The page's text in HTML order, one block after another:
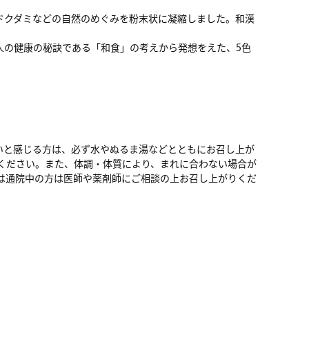
ダミなどの自然のめぐみを粉末状に凝縮しました。和漢
健康の秘訣である「和食」の考えから発想をえた、5色
感じる方は、必ず水やぬるま湯などとともにお召し上が
さい。また、体調・体質により、まれに合わない場合が
院中の方は医師や薬剤師にご相談の上お召し上がりくだ